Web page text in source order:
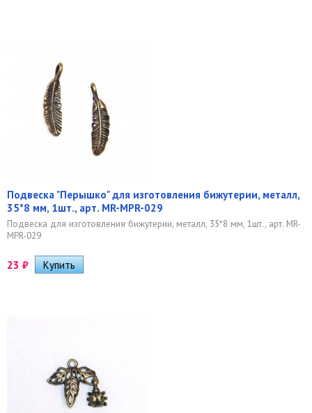
Подвеска "Перышко" для изготовления бижутерии, металл,
35*8 мм, 1шт., арт. MR-MPR-029
Подвеска для изготовления бижутерии, металл, 35*8 мм, 1шт., арт. MR-
MPR-029
23 ₽